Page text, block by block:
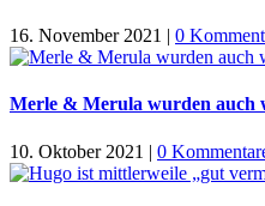
16. November 2021 | 0
Merle & Merula wurden auch
10. Oktober 2021 | 0